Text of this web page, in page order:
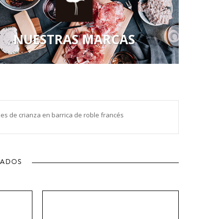
NUESTRAS MARCAS
de crianza en barrica de roble francés